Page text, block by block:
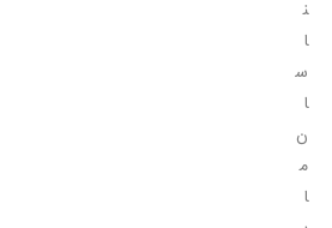
ن
ا
س
ا
ن
م
ا